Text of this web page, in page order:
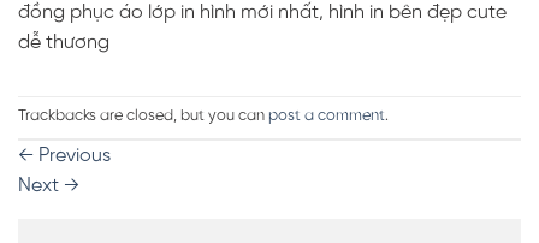
đồng phục áo lớp in hình mới nhất, hình in bên đẹp cute
dễ thương
Trackbacks are closed, but you can post a comment.
← Previous
Next →